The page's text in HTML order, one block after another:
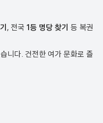
, 전국 1등 명당 찾기 등 복권
니다. 건전한 여가 문화로 즐